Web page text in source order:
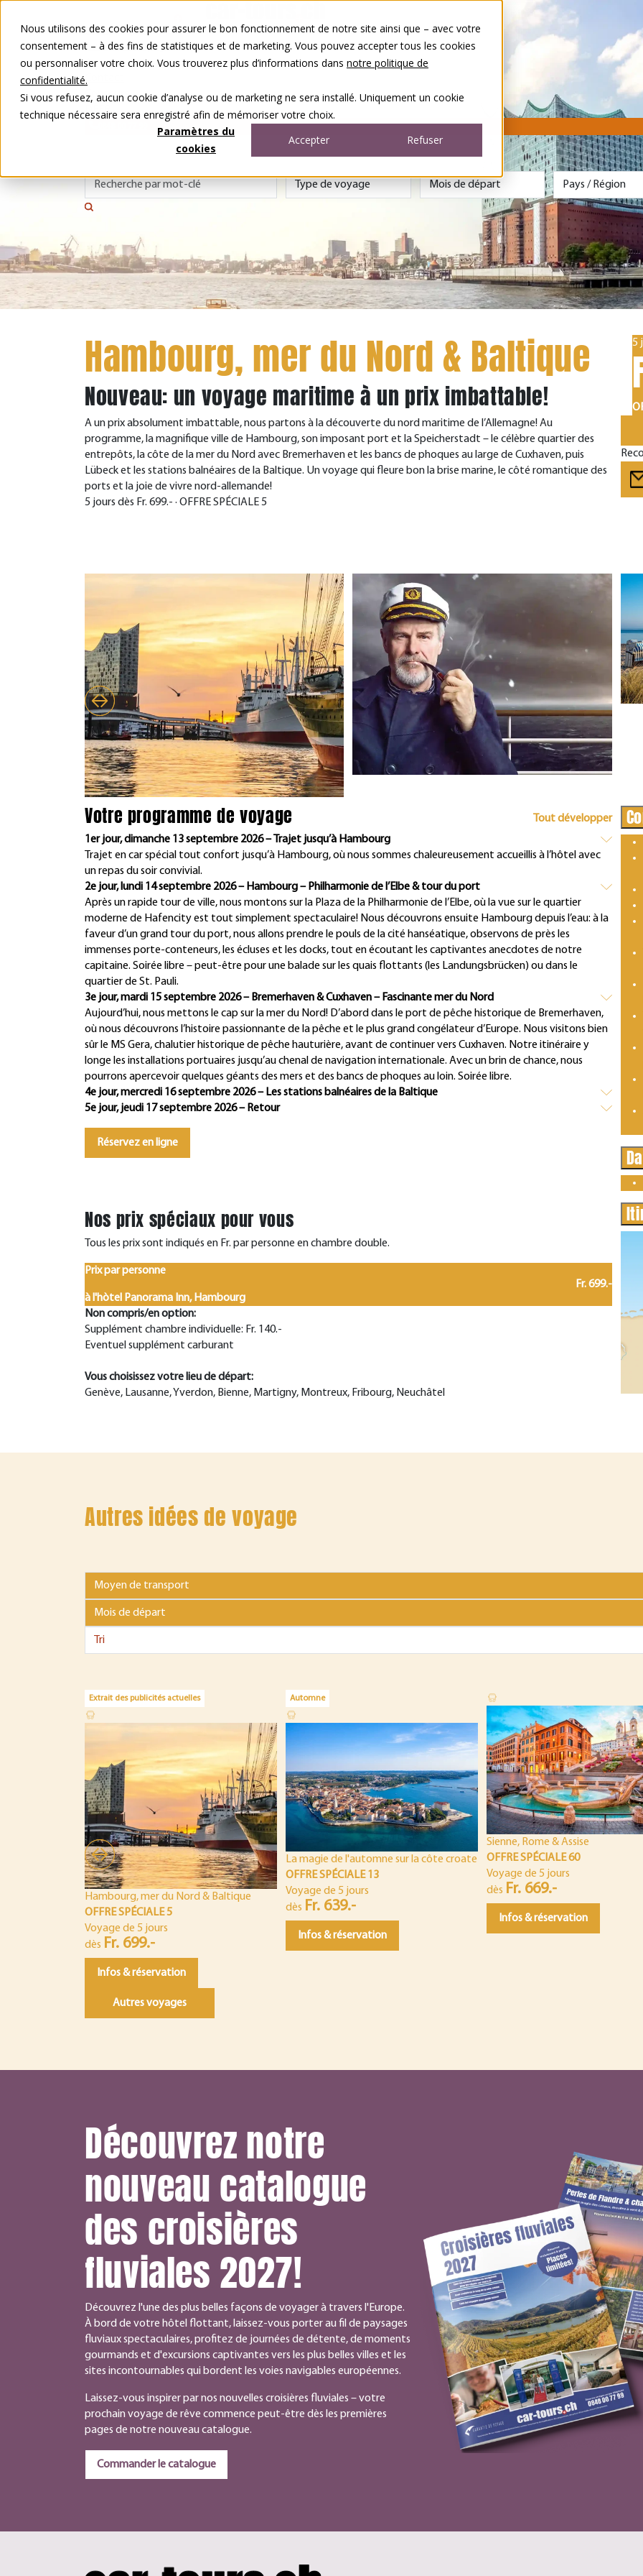
Nous utilisons des cookies pour assurer le bon fonctionnement de notre site ainsi que – avec votre
consentement – à des fins de statistiques et de marketing. Vous pouvez accepter tous les cookies
ou personnaliser votre choix. Vous trouverez plus d’informations dans notre politique de
confidentialité.
Si vous refusez, aucun cookie d’analyse ou de marketing ne sera installé. Uniquement un cookie
technique nécessaire sera enregistré afin de mémoriser votre choix.
Paramètres du
cookies
Accepter Refuser
Nos voyages
Autour du voyage
A notre sujet
Concours
FR
Hambourg, mer du Nord & Baltique
Nouveau: un voyage maritime à un prix imbattable!
A un prix absolument imbattable, nous partons à la découverte du nord maritime de l’Allemagne! Au
programme, la magnifique ville de Hambourg, son imposant port et la Speicherstadt – le célèbre quartier des
entrepôts, la côte de la mer du Nord avec Bremerhaven et les bancs de phoques au large de Cuxhaven, puis
Lübeck et les stations balnéaires de la Baltique. Un voyage qui fleure bon la brise marine, le côté romantique des
ports et la joie de vivre nord-allemande!
5 jours dès Fr. 699.- · OFFRE SPÉCIALE 5
5
Votre programme de voyage
Tout développer
1er jour, dimanche 13 septembre 2026 – Trajet jusqu’à Hambourg
Trajet en car spécial tout confort jusqu’à Hambourg, où nous sommes chaleureusement accueillis à l’hôtel avec
un repas du soir convivial.
2e jour, lundi 14 septembre 2026 – Hambourg – Philharmonie de l’Elbe & tour du port
Après un rapide tour de ville, nous montons sur la Plaza de la Philharmonie de l’Elbe, où la vue sur le quartier
moderne de Hafencity est tout simplement spectaculaire! Nous découvrons ensuite Hambourg depuis l’eau: à la
faveur d’un grand tour du port, nous allons prendre le pouls de la cité hanséatique, observons de près les
immenses porte-conteneurs, les écluses et les docks, tout en écoutant les captivantes anecdotes de notre
capitaine. Soirée libre – peut-être pour une balade sur les quais flottants (les Landungsbrücken) ou dans le
quartier de St. Pauli.
3e jour, mardi 15 septembre 2026 – Bremerhaven & Cuxhaven – Fascinante mer du Nord
Aujourd’hui, nous mettons le cap sur la mer du Nord! D’abord dans le port de pêche historique de Bremerhaven,
où nous découvrons l’histoire passionnante de la pêche et le plus grand congélateur d’Europe. Nous visitons bien
sûr le MS Gera, chalutier historique de pêche hauturière, avant de continuer vers Cuxhaven. Notre itinéraire y
longe les installations portuaires jusqu’au chenal de navigation internationale. Avec un brin de chance, nous
pourrons apercevoir quelques géants des mers et des bancs de phoques au loin. Soirée libre.
4e jour, mercredi 16 septembre 2026 – Les stations balnéaires de la Baltique
5e jour, jeudi 17 septembre 2026 – Retour
Réservez en ligne
Nos prix spéciaux pour vous
Tous les prix sont indiqués en Fr. par personne en chambre double.
Prix par personne
à l'hòtel Panorama Inn, Hambourg
Fr. 699.-
Non compris/en option:
Supplément chambre individuelle: Fr. 140.-
Eventuel supplément carburant
Vous choisissez votre lieu de départ:
Genève, Lausanne, Yverdon, Bienne, Martigny, Montreux, Fribourg, Neuchâtel
Autres idées de voyage
Extrait des publicités actuelles
Hambourg, mer du Nord & Baltique
OFFRE SPÉCIALE 5
Voyage de 5 jours
dès Fr. 699.-
Infos & réservation
Automne
La magie de l'automne sur la côte croate
OFFRE SPÉCIALE 13
Voyage de 5 jours
dès Fr. 639.-
Infos & réservation
Sienne, Rome & Assise
OFFRE SPÉCIALE 60
Voyage de 5 jours
dès Fr. 669.-
Infos & réservation
Autres voyages
Découvrez notre
nouveau catalogue
des croisières
fluviales 2027!
Découvrez l'une des plus belles façons de voyager à travers l'Europe.
À bord de votre hôtel flottant, laissez-vous porter au fil de paysages
fluviaux spectaculaires, profitez de journées de détente, de moments
gourmands et d'excursions captivantes vers les plus belles villes et les
sites incontournables qui bordent les voies navigables européennes.
Laissez-vous inspirer par nos nouvelles croisières fluviales – votre
prochain voyage de rêve commence peut-être dès les premières
pages de notre nouveau catalogue.
Commander le catalogue